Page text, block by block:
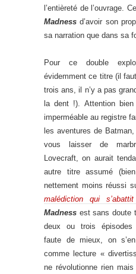
l’entièreté de l’ouvrage.
Madness d’avoir son
sa narration que dans sa
Pour ce double
évidemment ce titre (il
trois ans, il n’y a pas
la dent !). Attention
imperméable au registre
les aventures de
vous laisser de
Lovecraft, on aurait
autre titre assumé
nettement moins réussi
malédiction qui
Madness est sans doute
deux ou trois épisodes
faute de mieux, on
comme lecture «
ne révolutionne rien